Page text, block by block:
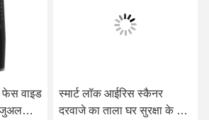
फेस वाइड
स्मार्ट लॉक आईरिस स्कैनर
दरवाजे का ताला घर सुरक्षा के लिए